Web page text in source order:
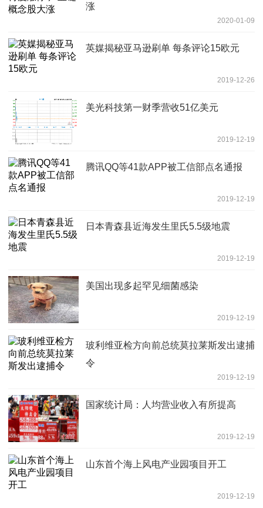
涨
2020-01-09
英媒揭秘亚马逊刷单 每条评论15欧元
2019-12-26
美光科技第一财季营收51亿美元
2019-12-19
腾讯QQ等41款APP被工信部点名通报
2019-12-19
日本青森县近海发生里氏5.5级地震
2019-12-19
美国出现多起罕见细菌感染
2019-12-19
玻利维亚检方向前总统莫拉莱斯发出逮捕
令
2019-12-19
国家统计局：人均营业收入有所提高
2019-12-19
山东首个海上风电产业园项目开工
2019-12-19